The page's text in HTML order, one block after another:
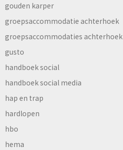
gouden karper
groepsaccommodatie achterhoek
groepsaccommodaties achterhoek
gusto
handboek social
handboek social media
hap en trap
hardlopen
hbo
hema